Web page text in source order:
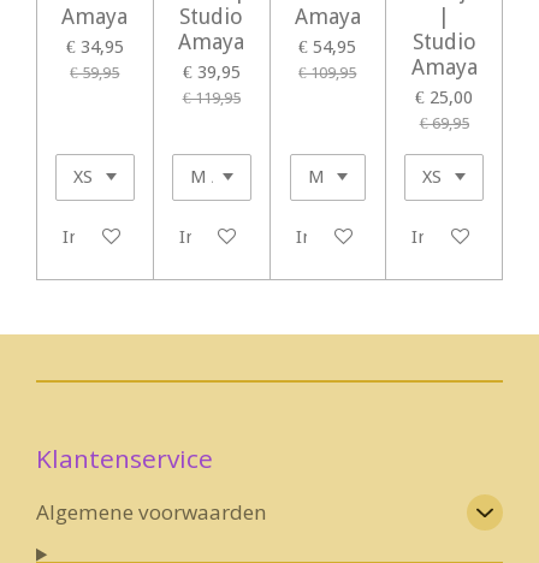
Amaya
€ 34,95
€ 59,95
In winkelwagen
Studio
Amaya
€ 39,95
€ 119,95
In winkelwagen
Amaya
€ 54,95
€ 109,95
In winkelwagen
|
Studio
Amaya
€ 25,00
€ 69,95
In
Klantenservice
Algemene voorwaarden